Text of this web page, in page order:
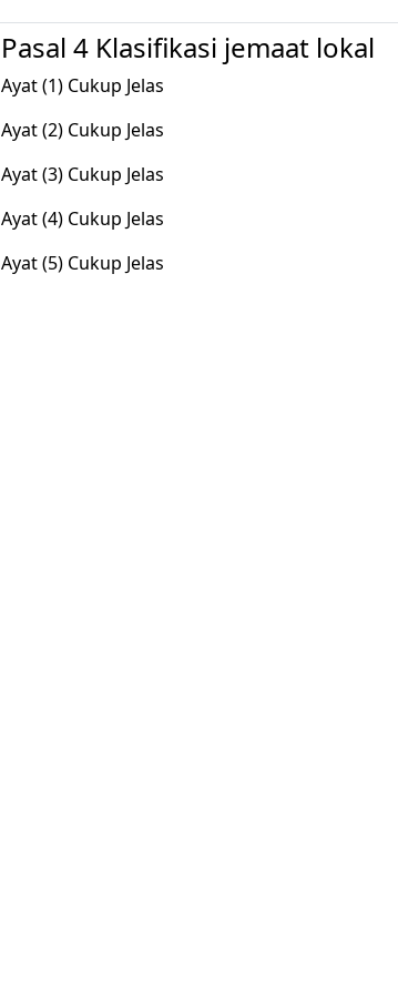
Pasal 4 Klasifikasi jemaat lokal
Ayat (1) Cukup Jelas
Ayat (2) Cukup Jelas
Ayat (3) Cukup Jelas
Ayat (4) Cukup Jelas
Ayat (5) Cukup Jelas